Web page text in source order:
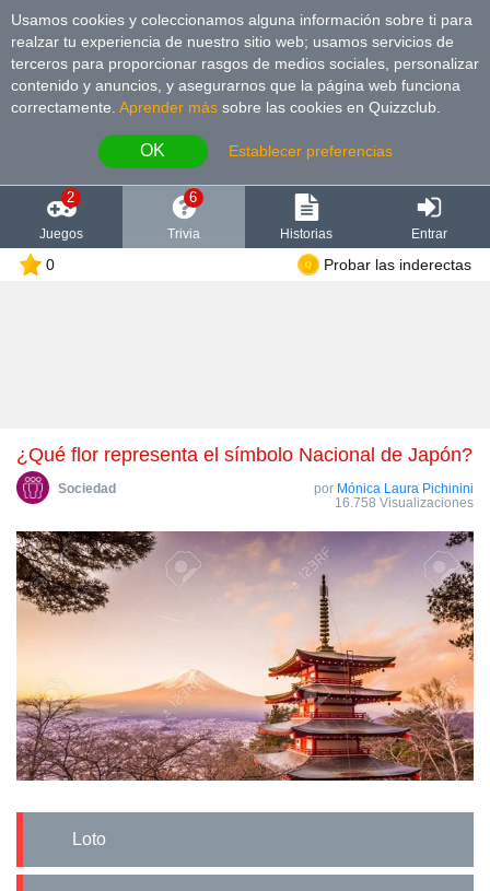
Usamos cookies y coleccionamos alguna información sobre ti para
realzar tu experiencia de nuestro sitio web; usamos servicios de
terceros para proporcionar rasgos de medios sociales, personalizar
contenido y anuncios, y asegurarnos que la página web funciona
correctamente. Aprender más sobre las cookies en Quizzclub.
OK Establecer preferencias
2
Juegos
6
Trivia Historias Entrar
0 Probar las inderectas
¿Qué flor representa el símbolo Nacional de Japón?
Sociedad por Mónica Laura Pichinini
16.758 Visualizaciones
Loto